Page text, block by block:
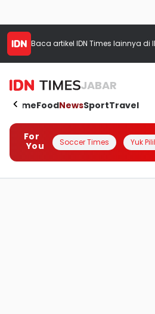
Baca artikel IDN Times lainnya di
JABAR
HomeFoodNewsSportTravel
For
You
Soccer Times Yuk